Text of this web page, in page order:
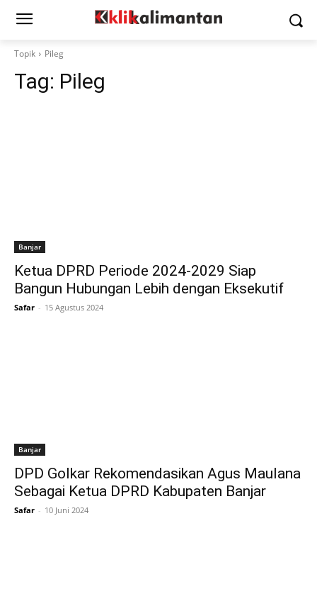
Topik Pileg
Tag: Pileg
Banjar
Ketua DPRD Periode 2024-2029 Siap
Bangun Hubungan Lebih dengan Eksekutif
Safar - 15 Agustus 2024
Banjar
DPD Golkar Rekomendasikan Agus Maulana
Sebagai Ketua DPRD Kabupaten Banjar
Safar - 10 Juni 2024